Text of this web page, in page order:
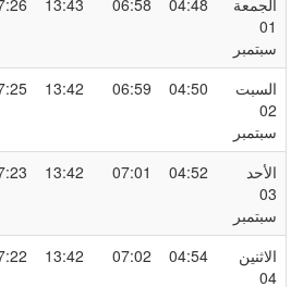
04:48
06:58
13:43
17:26
04:50
06:59
13:42
17:25
04:52
07:01
13:42
17:23
04:54
07:02
13:42
17:22